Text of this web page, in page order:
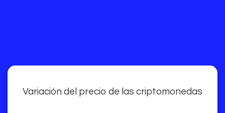
Variación del precio de las criptomonedas